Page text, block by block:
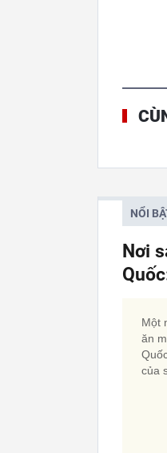
NỔI
Nơi
Một
ăn
của